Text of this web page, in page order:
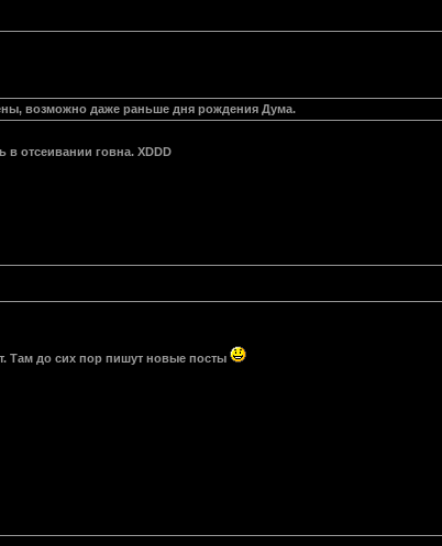
возможно даже раньше дня рождения Дума.
в отсеивании говна. XDDD
Там до сих пор пишут новые посты